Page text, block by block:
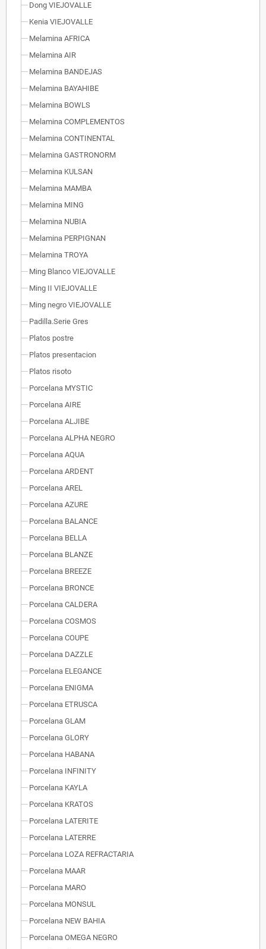
Dong VIEJOVALLE
Kenia VIEJOVALLE
Melamina AFRICA
Melamina AIR
Melamina BANDEJAS
Melamina BAYAHIBE
Melamina BOWLS
Melamina COMPLEMENTOS
Melamina CONTINENTAL
Melamina GASTRONORM
Melamina KULSAN
Melamina MAMBA
Melamina MING
Melamina NUBIA
Melamina PERPIGNAN
Melamina TROYA
Ming Blanco VIEJOVALLE
Ming II VIEJOVALLE
Ming negro VIEJOVALLE
Padilla.Serie Gres
Platos postre
Platos presentacion
Platos risoto
Porcelana MYSTIC
Porcelana AIRE
Porcelana ALJIBE
Porcelana ALPHA NEGRO
Porcelana AQUA
Porcelana ARDENT
Porcelana AREL
Porcelana AZURE
Porcelana BALANCE
Porcelana BELLA
Porcelana BLANZE
Porcelana BREEZE
Porcelana BRONCE
Porcelana CALDERA
Porcelana COSMOS
Porcelana COUPE
Porcelana DAZZLE
Porcelana ELEGANCE
Porcelana ENIGMA
Porcelana ETRUSCA
Porcelana GLAM
Porcelana GLORY
Porcelana HABANA
Porcelana INFINITY
Porcelana KAYLA
Porcelana KRATOS
Porcelana LATERITE
Porcelana LATERRE
Porcelana LOZA REFRACTARIA
Porcelana MAAR
Porcelana MARO
Porcelana MONSUL
Porcelana NEW BAHIA
Porcelana OMEGA NEGRO